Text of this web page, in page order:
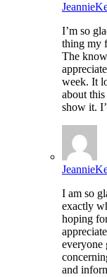
I’m so
thing my
The
week. It
about
show it.
I am so
exactly
hoping
everyone
and